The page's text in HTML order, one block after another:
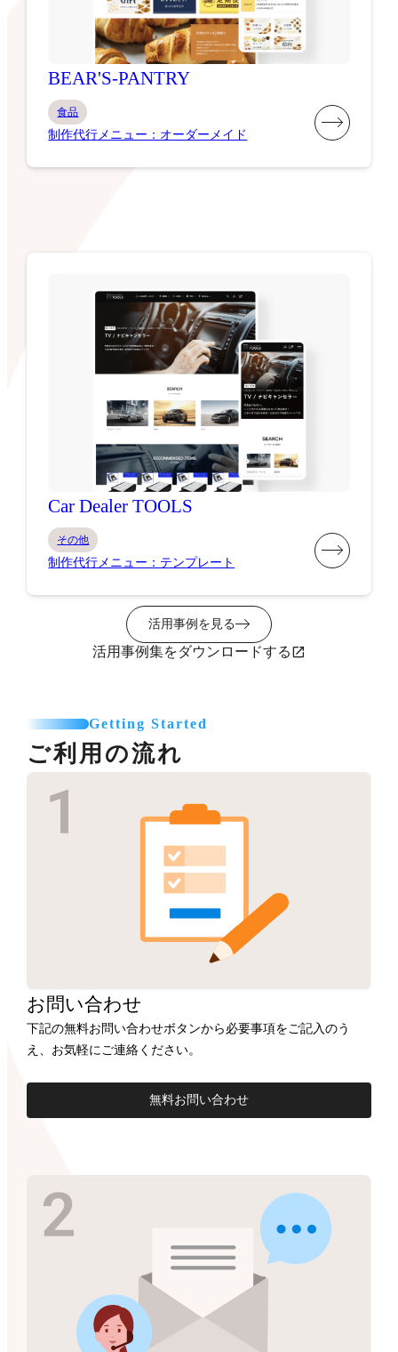
BEAR'S-PANTRY
食品
制作代行メニュー：オーダーメイド
Car Dealer TOOLS
その他
制作代行メニュー：テンプレート
活用事例を見る
活用事例集をダウンロードする
Getting Started
ご利用の流れ
お問い合わせ
下記の無料お問い合わせボタンから必要事項をご記入のう
え、お気軽にご連絡ください。
無料お問い合わせ